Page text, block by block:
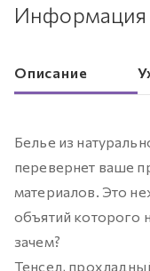
Информация
Описание
Белье из
перевернет ваше
материалов. Это
объятий которого
зачем?
Тенсел,